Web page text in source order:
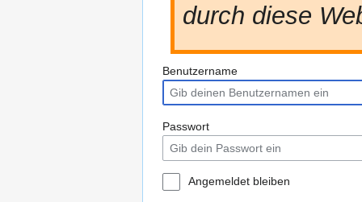
durch diese
Benutzername
Passwort
Angemeldet bleiben